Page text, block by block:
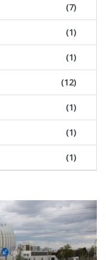
(7)
(1)
(1)
(12)
(1)
(1)
(1)